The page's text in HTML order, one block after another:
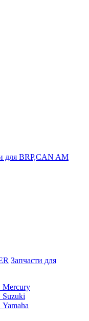
для BRP,CAN AM
Запчасти для
Mercury
Suzuki